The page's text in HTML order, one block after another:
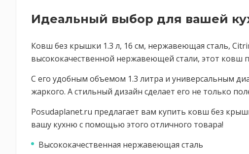
Идеальный выбор для вашей
Ковш без крышки 1.3 л, 16 см, нержавеющая сталь,
высококачественной нержавеющей стали, этот ковш
С его удобным объемом 1.3 литра и универсальным
жаркого. А стильный дизайн сделает его не только
Posudaplanet.ru предлагает вам купить ковш без
вашу кухню с помощью этого отличного товара!
Высококачественная нержавеющая сталь